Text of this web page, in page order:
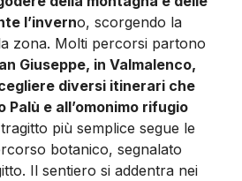
l’inverno, scorgendo la
zona. Molti percorsi partono
Giuseppe, in Valmalenco,
diversi itinerari che
Palù e all’omonimo rifugio
più semplice segue le
botanico, segnalato
Il sentiero si addentra nei